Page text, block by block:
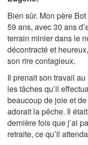
Bien sûr. Mon père
59 ans, avec 30 ans
terrain minier dans le
décontracté et
son rire contagieux.
Il prenait son travail
les tâches qu’il
beaucoup de joie et
adorait la pêche. Il
dernière fois que j’ai
retraite, ce qu’il